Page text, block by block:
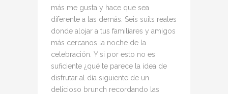
más me gusta y hace que sea
diferente a las demás. Seis suits reales
donde alojar a tus familiares y amigos
más cercanos la noche de la
celebración. Y si por esto no es
suficiente ¿qué te parece la idea de
disfrutar al día siguiente de un
delicioso brunch recordando las